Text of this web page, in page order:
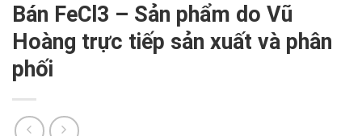
Bán FeCl3 – Sản phẩm do Vũ
Hoàng trực tiếp sản xuất và phân
phối